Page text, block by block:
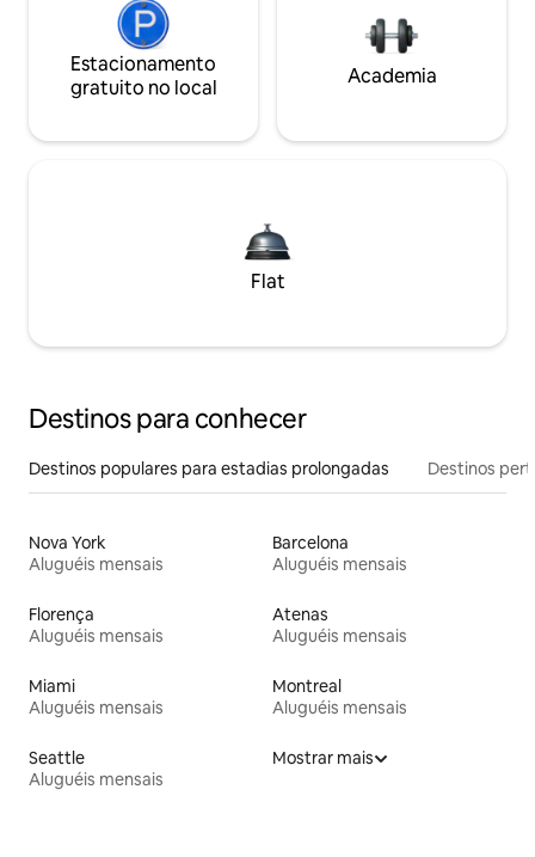
Estacionamento
gratuito no local
Academia
Flat
Destinos para conhecer
Destinos populares para estadias prolongadas Destinos
Nova York
Aluguéis mensais
Barcelona
Aluguéis mensais
Florença
Aluguéis mensais
Atenas
Aluguéis mensais
Miami
Aluguéis mensais
Montreal
Aluguéis mensais
Seattle
Aluguéis mensais
Mostrar mais